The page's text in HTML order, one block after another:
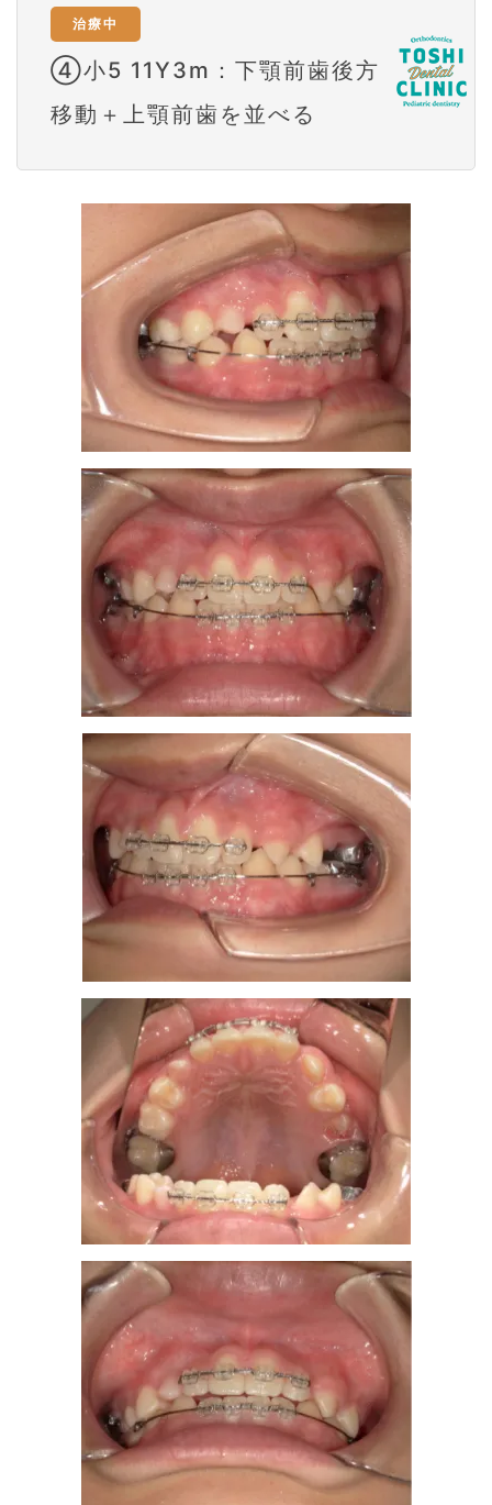
治療中
④小5 11Y3m：下顎前歯後方
移動＋上顎前歯を並べる